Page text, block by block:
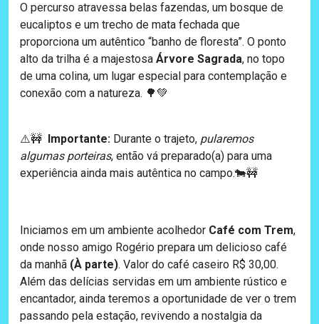
O percurso atravessa belas fazendas, um bosque de
eucaliptos e um trecho de mata fechada que
proporciona um autêntico “banho de floresta”. O ponto
alto da trilha é a majestosa Árvore Sagrada, no topo
de uma colina, um lugar especial para contemplação e
conexão com a natureza. 🌳💚
⚠️🚧 Importante: Durante o trajeto, pularemos
algumas porteiras, então vá preparado(a) para uma
experiência ainda mais autêntica no campo.🐄🚧
Iniciamos em um ambiente acolhedor Café com Trem,
onde nosso amigo Rogério prepara um delicioso café
da manhã (À parte). Valor do café caseiro R$ 30,00.
Além das delícias servidas em um ambiente rústico e
encantador, ainda teremos a oportunidade de ver o trem
passando pela estação, revivendo a nostalgia da